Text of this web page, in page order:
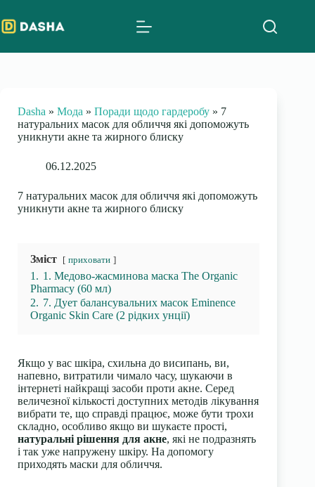
to
content
Dasha » Мода » Поради щодо гардеробу » 7
натуральних масок для обличчя які допоможуть
уникнути акне та жирного блиску
06.12.2025
7 натуральних масок для обличчя які допоможуть
уникнути акне та жирного блиску
Зміст приховати
1. 1. Медово-жасминова маска The Organic
Pharmacy (60 мл)
2. 7. Дует балансувальних масок Eminence
Organic Skin Care (2 рідких унції)
Якщо у вас шкіра, схильна до висипань, ви,
напевно, витратили чимало часу, шукаючи в
інтернеті найкращі засоби проти акне. Серед
величезної кількості доступних методів лікування
вибрати те, що справді працює, може бути трохи
складно, особливо якщо ви шукаєте прості,
натуральні рішення для акне, які не подразнять
і так уже напружену шкіру. На допомогу
приходять маски для обличчя.